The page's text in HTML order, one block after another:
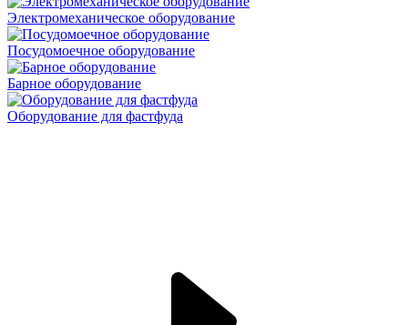
Электромеханическое оборудование
Посудомоечное оборудование
Барное оборудование
Оборудование для фастфуда